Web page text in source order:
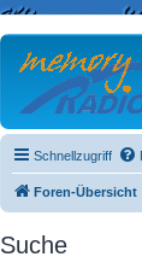
Schnellzugriff
Foren-Übersicht
Suche